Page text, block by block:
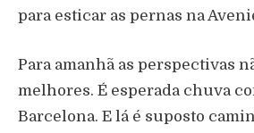
para esticar as pernas na
Para amanhã as perspectivas
melhores. É esperada chuva
Barcelona. E lá é suposto